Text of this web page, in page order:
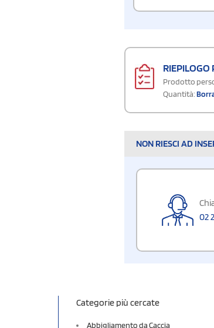
RIEPILOGO
Prodotto
Quantità:
NON RIESCI AD
02
Categorie più cercate
Abbigliamento da Caccia